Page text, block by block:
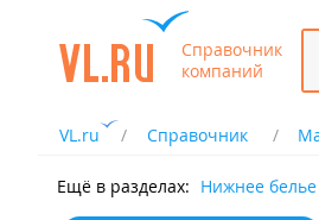
Справочник
компаний
VL.ru Справочник
Ещё в разделах: Нижнее белье